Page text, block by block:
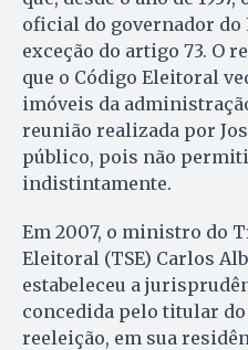
oficial do governador do
exceção do artigo 73. O
que o Código Eleitoral
imóveis da
reunião realizada por
público, pois não
indistintamente.
Em 2007, o ministro do
Eleitoral (TSE) Carlos
estabeleceu a
concedida pelo titular
reeleição, em sua